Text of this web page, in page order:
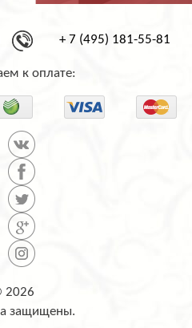
+ 7 (495) 181-55-81
к оплате:
2026
защищены.